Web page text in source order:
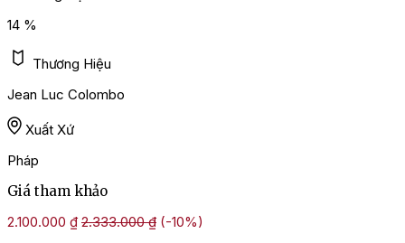
14 %
Thương Hiệu
Jean Luc Colombo
Xuất Xứ
Pháp
Giá tham khảo
2.100.000 ₫ 2.333.000₫ (-10%)